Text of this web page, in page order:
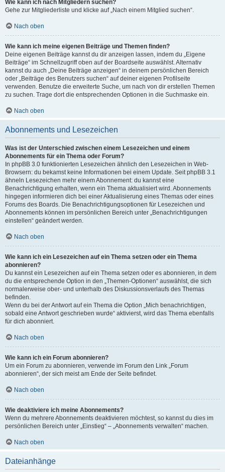
Wie kann ich nach Mitgliedern suchen?
Gehe zur Mitgliederliste und klicke auf „Nach einem Mitglied suchen“.
Nach oben
Wie kann ich meine eigenen Beiträge und Themen finden?
Deine eigenen Beiträge kannst du dir anzeigen lassen, indem du „Eigene
Beiträge“ im Schnellzugriff oben auf der Boardseite auswählst. Alternativ
kannst du auch „Deine Beiträge anzeigen“ in deinem persönlichen Bereich
oder „Beiträge des Benutzers suchen“ auf deiner eigenen Profilseite
verwenden. Benutze die erweiterte Suche, um nach von dir erstellen Themen
zu suchen. Trage dort die entsprechenden Optionen in die Suchmaske ein.
Nach oben
Abonnements und Lesezeichen
Was ist der Unterschied zwischen einem Lesezeichen und einem
Abonnements für ein Thema oder Forum?
In phpBB 3.0 funktionierten Lesezeichen ähnlich den Lesezeichen in Web-
Browsern: du bekamst keine Informationen bei einem Update. Seit phpBB 3.1
ähneln Lesezeichen mehr einem Abonnement: du kannst eine
Benachrichtigung erhalten, wenn ein Thema aktualisiert wird. Abonnements
hingegen informieren dich bei einer Aktualisierung eines Themas oder eines
Forums des Boards. Die Benachrichtigungsoptionen für Lesezeichen und
Abonnements können im persönlichen Bereich unter „Benachrichtigungen
einstellen“ geändert werden.
Nach oben
Wie kann ich ein Lesezeichen auf ein Thema setzen oder ein Thema
abonnieren?
Du kannst ein Lesezeichen auf ein Thema setzen oder es abonnieren, in dem
du die entsprechende Option in den „Themen-Optionen“ auswählst, die sich
normalerweise ober- und unterhalb des Diskussionsverlaufs des Themas
befinden.
Wenn du bei der Antwort auf ein Thema die Option „Mich benachrichtigen,
sobald eine Antwort geschrieben wurde“ aktivierst, wird das Thema ebenfalls
für dich abonniert.
Nach oben
Wie kann ich ein Forum abonnieren?
Um ein Forum zu abonnieren, verwende im Forum den Link „Forum
abonnieren“, der sich meist am Ende der Seite befindet.
Nach oben
Wie deaktiviere ich meine Abonnements?
Wenn du mehrere Abonnements deaktivieren möchtest, so kannst du dies im
persönlichen Bereich unter „Einstieg“ – „Abonnements verwalten“ machen.
Nach oben
Dateianhänge